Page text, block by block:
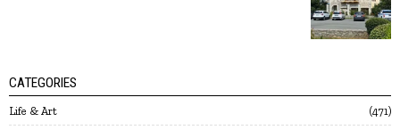
CATEGORIES
Life & Art 471